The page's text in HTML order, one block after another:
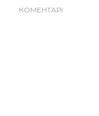
КОМЕНТАРІ